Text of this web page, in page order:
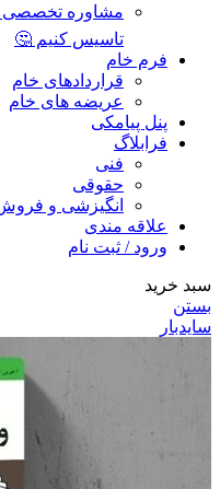
مشاوره تخصصی
تاسیس کنیم 🤔
فرم خام
قراردادهای خام
عریضه های خام
پنل پیامکی
فرابلاگ
فنی
حقوقی
انگیزشی و
علاقه مندی
ورود / ثبت نام
سبد خرید
بستن
سایدبار